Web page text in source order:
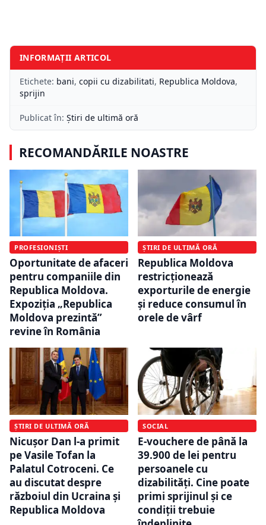
INFORMAȚII ARTICOL
Etichete: bani, copii cu dizabilitati, Republica Moldova,
sprijin
Publicat în: Știri de ultimă oră
RECOMANDĂRILE NOASTRE
PROFESIONIȘTI
Oportunitate de afaceri
pentru companiile din
Republica Moldova.
Expoziția „Republica
Moldova prezintă”
revine în România
ȘTIRI DE ULTIMĂ ORĂ
Republica Moldova
restricționează
exporturile de energie
și reduce consumul în
orele de vârf
ȘTIRI DE ULTIMĂ ORĂ
Nicușor Dan l-a primit
pe Vasile Tofan la
Palatul Cotroceni. Ce
au discutat despre
războiul din Ucraina și
Republica Moldova
SOCIAL
E-vouchere de până la
39.900 de lei pentru
persoanele cu
dizabilități. Cine poate
primi sprijinul și ce
condiții trebuie